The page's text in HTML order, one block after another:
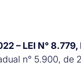
– LEI N° 8.779,
n° 5.900,